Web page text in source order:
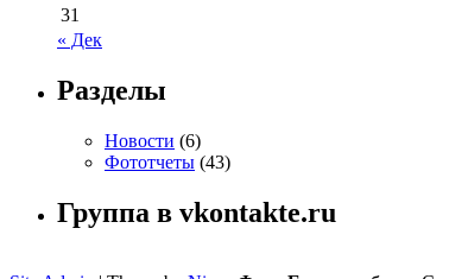
31
« Дек
Разделы
Новости (6)
Фототчеты (43)
Группа в vkontakte.ru